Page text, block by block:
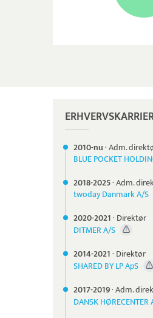
2010-nu·Adm.
BLUE POCKET
2018-2025·Adm.
twoday Danmark A/S
2020-2021· Direktør
DITMER A/S
2014-2021· Direktør
SHARED BY LP ApS
2017-2019·Adm.
DANSK HØRECENTER